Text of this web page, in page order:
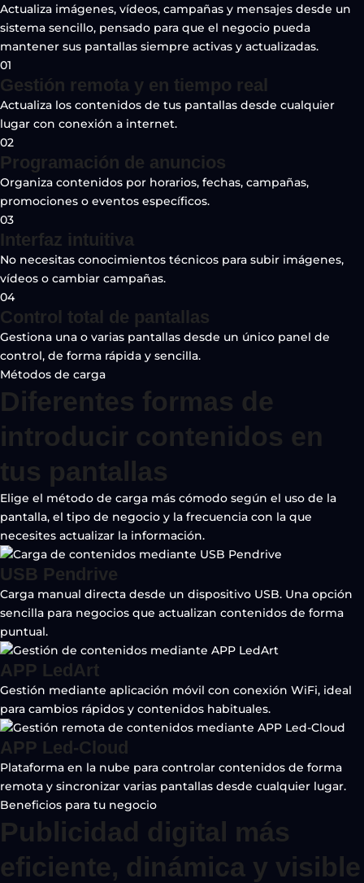
Actualiza imágenes, vídeos, campañas y mensajes desde un
sistema sencillo, pensado para que el negocio pueda
mantener sus pantallas siempre activas y actualizadas.
01
Gestión remota y en tiempo real
Actualiza los contenidos de tus pantallas desde cualquier
lugar con conexión a internet.
02
Programación de anuncios
Organiza contenidos por horarios, fechas, campañas,
promociones o eventos específicos.
03
Interfaz intuitiva
No necesitas conocimientos técnicos para subir imágenes,
vídeos o cambiar campañas.
04
Control total de pantallas
Gestiona una o varias pantallas desde un único panel de
control, de forma rápida y sencilla.
Métodos de carga
Diferentes formas de
introducir contenidos en
tus pantallas
Elige el método de carga más cómodo según el uso de la
pantalla, el tipo de negocio y la frecuencia con la que
necesites actualizar la información.
USB Pendrive
Carga manual directa desde un dispositivo USB. Una opción
sencilla para negocios que actualizan contenidos de forma
puntual.
APP LedArt
Gestión mediante aplicación móvil con conexión WiFi, ideal
para cambios rápidos y contenidos habituales.
APP Led-Cloud
Plataforma en la nube para controlar contenidos de forma
remota y sincronizar varias pantallas desde cualquier lugar.
Beneficios para tu negocio
Publicidad digital más
eficiente, dinámica y visible